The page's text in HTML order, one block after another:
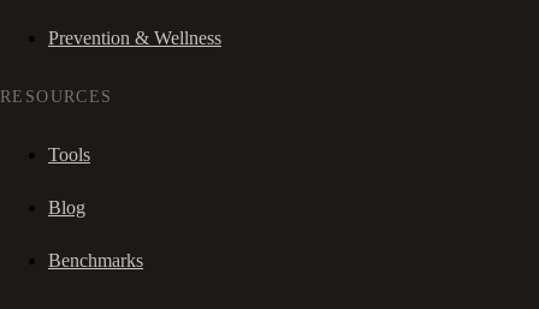
Prevention & Wellness
RESOURCES
Tools
Blog
Benchmarks